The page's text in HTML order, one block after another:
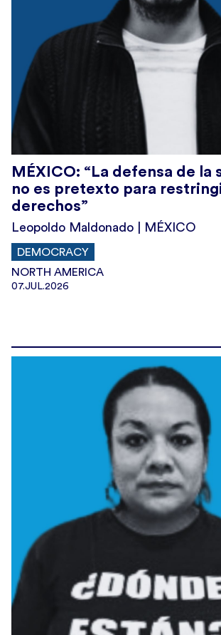
MÉXICO: “La defensa de la
no es pretexto para
derechos”
Leopoldo Maldonado | MÉXICO
DEMOCRACY
NORTH AMERICA
07.JUL.2026